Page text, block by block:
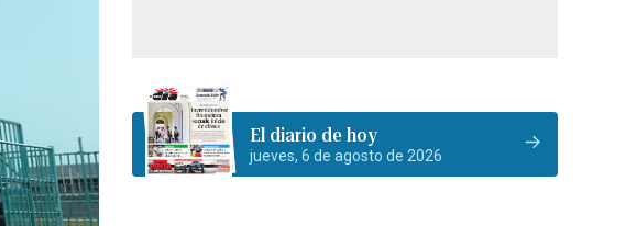
El diario de hoy
jueves, 6 de agosto de 2026